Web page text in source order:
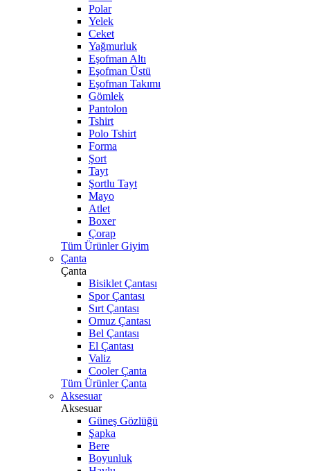
Polar
Yelek
Ceket
Yağmurluk
Eşofman Altı
Eşofman Üstü
Eşofman Takımı
Gömlek
Pantolon
Tshirt
Polo Tshirt
Forma
Şort
Tayt
Şortlu Tayt
Mayo
Atlet
Boxer
Çorap
Tüm Ürünler Giyim
Çanta
Çanta
Bisiklet Çantası
Spor Çantası
Sırt Çantası
Omuz Çantası
Bel Çantası
El Çantası
Valiz
Cooler Çanta
Tüm Ürünler Çanta
Aksesuar
Aksesuar
Güneş Gözlüğü
Şapka
Bere
Boyunluk